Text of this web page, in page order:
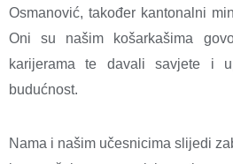
Osmanović, također kantonalni
Oni su našim košarkašima
karijerama te davali savjete i
budućnost.
Nama i našim učesnicima slijedi